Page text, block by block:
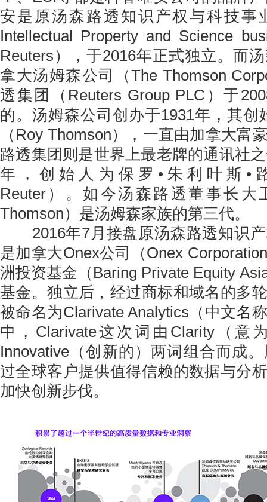
安是原汤森路透知识产权与科技事
Intellectual Property and Science
Reuters），于2016年正式独立。而
拿大汤姆森公司（The Thomson
透集团（Reuters Group PLC）于
的。汤姆森公司创办于1931年，其创
（Roy Thomson），一直由加拿大富
路透集团则是世界上最老牌的通讯社
年，创始人为保罗•朱利叶斯•
Reuter）。如今汤森路透董事长大
Thomson）是汤姆森家族的第三代。
2016年7月接盘原汤森路透知识产
是加拿大Onex公司（Onex
洲投资基金（Baring Private Equity
基金。独立后，经过商标和域名的多
被命名为Clarivate Analytics（中文名
中，Clarivate这次词由Clarity（意
Innovative（创新的）两词组合而成
过全球客户提供值得信赖的数据与分
加快创新步伐。